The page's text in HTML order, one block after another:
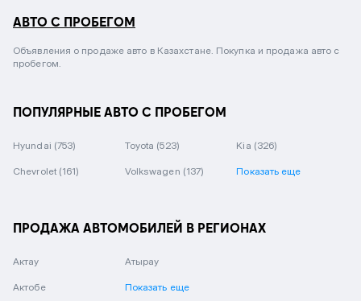
АВТО С ПРОБЕГОМ
Объявления о продаже авто в Казахстане. Покупка и продажа авто с
пробегом.
ПОПУЛЯРНЫЕ АВТО С ПРОБЕГОМ
Hyundai (753) Toyota (523) Kia (326)
Chevrolet (161) Volkswagen (137) Показать еще
ПРОДАЖА АВТОМОБИЛЕЙ В РЕГИОНАХ
Актау
Актобе
Атырау
Показать еще